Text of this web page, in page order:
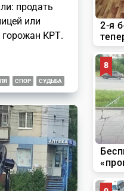
продать
или
горожан КРТ.
СПОР СУДЬБА